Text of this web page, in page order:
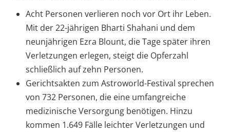
Acht Personen verlieren noch vor Ort ihr Leben.
Mit der 22-jährigen Bharti Shahani und dem
neunjährigen Ezra Blount, die Tage später ihren
Verletzungen erlegen, steigt die Opferzahl
schließlich auf zehn Personen.
Gerichtsakten zum Astroworld-Festival sprechen
von 732 Personen, die eine umfangreiche
medizinische Versorgung benötigen. Hinzu
kommen 1.649 Fälle leichter Verletzungen und